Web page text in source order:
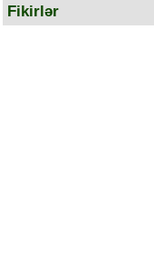
Fikirlər